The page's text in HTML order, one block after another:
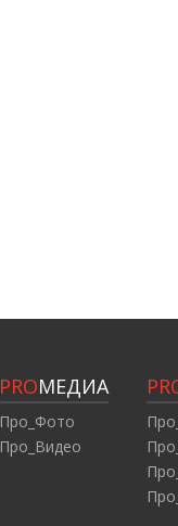
PROМЕДИА
Про_Фото
Про_Видео